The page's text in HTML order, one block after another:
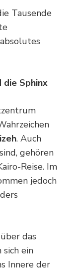
Tausende
die Sphinx
. Auch
gehören
Reise. Im
jedoch
das
ein
Innere der